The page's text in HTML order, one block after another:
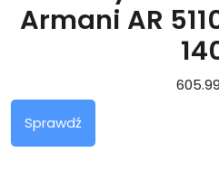
Armani AR
605.99
Sprawdź